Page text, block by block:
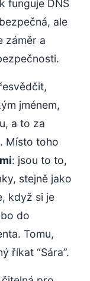
funguje DNS
ale
záměr a
jménem,
a to za
Místo toho
: jsou to to,
stejně jako
když si je
do
Tomu,
říkat “Sára”.